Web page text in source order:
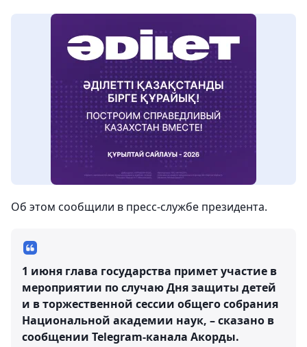
Об этом сообщили в пресс-службе президента.
1 июня глава государства примет участие в
мероприятии по случаю Дня защиты детей
и в торжественной сессии общего собрания
Национальной академии наук, – сказано в
сообщении Telegram-канала Акорды.